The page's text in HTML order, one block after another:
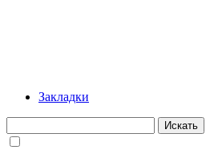
Закладки